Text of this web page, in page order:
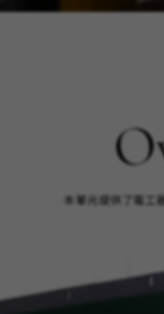
本單元提供了電工